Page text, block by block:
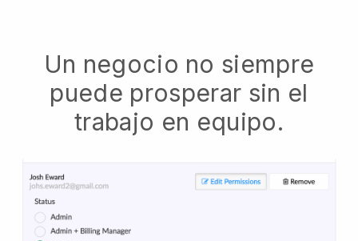
Un negocio no siempre
puede prosperar sin el
trabajo en equipo.